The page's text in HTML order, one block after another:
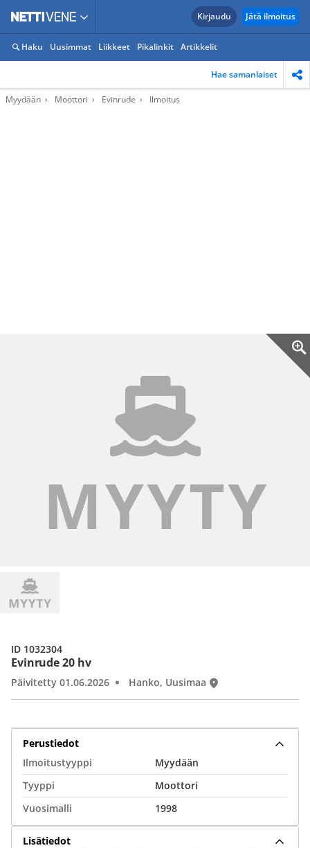
Kirjaudu Jätä ilmoitus
Haku Uusimmat Liikkeet Pikalinkit Artikkelit
Hae samanlaiset
Myydään Moottori Evinrude Ilmoitus
Evinrude 20 hv
Päivitetty 01.06.2026 Hanko, Uusimaa
ID 1032304
Perustiedot
Ilmoitustyyppi
Myydään
Tyyppi
Moottori
Vuosimalli
1998
Lisätiedot